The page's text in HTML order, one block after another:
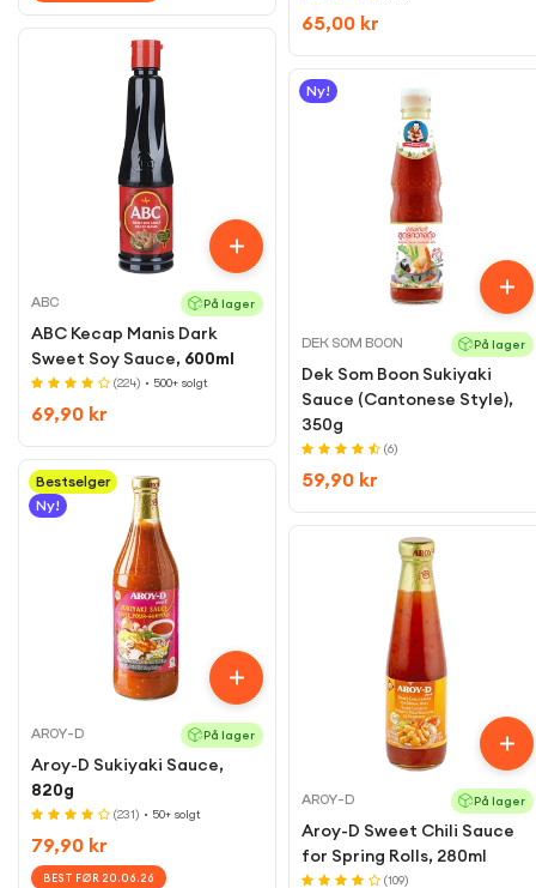
ABC På lager
ABC Kecap Manis Dark
Sweet Soy Sauce, 600ml
(224) • 500+ solgt
Regular
69,90 kr
Bestselger
Ny!
AROY-D På lager
Aroy-D Sukiyaki Sauce,
820g
(231) • 50+ solgt
Regular
price
79,90 kr
BEST FØR 20.06.26
Regular
65,00 kr
Ny!
DEK SOM BOON På lager
Dek Som Boon Sukiyaki
Sauce (Cantonese Style),
350g
(6)
Regular
59,90 kr
AROY-D På lager
Aroy-D Sweet Chili Sauce
for Spring Rolls, 280ml
(109)